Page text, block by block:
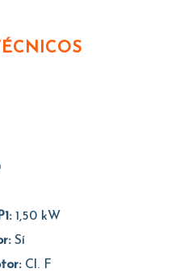
1,50 kW
Sí
Cl. F